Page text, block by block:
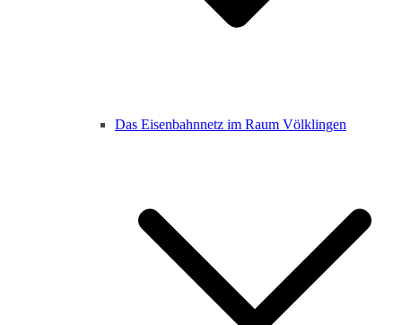
Das Eisenbahnnetz im Raum Völklingen